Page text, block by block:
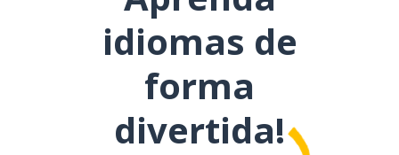
idiomas de
forma
divertida!